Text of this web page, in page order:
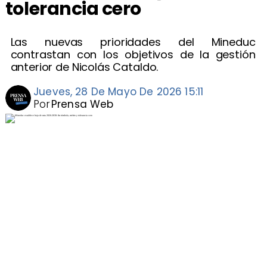
tolerancia cero
Las nuevas prioridades del Mineduc
contrastan con los objetivos de la gestión
anterior de Nicolás Cataldo.
Jueves, 28 De Mayo De 2026 15:11
Prensa Web
Por